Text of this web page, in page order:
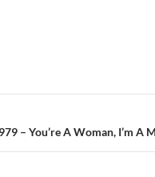
– You’re A Woman, I’m A